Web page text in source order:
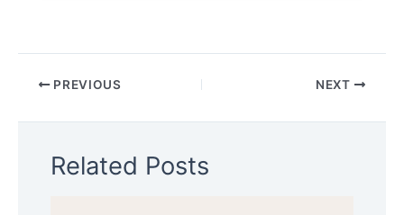
PREVIOUS NEXT
Related Posts